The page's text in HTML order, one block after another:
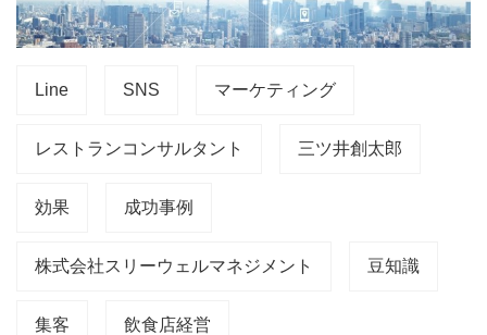
Line SNS マーケティング
レストランコンサルタント 三ツ井創太郎
効果 成功事例
株式会社スリーウェルマネジメント 豆知識
集客 飲食店経営